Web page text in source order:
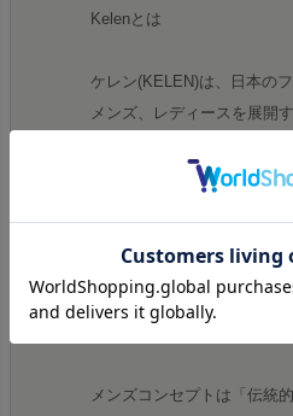
Kelenとは
ケレン(KELEN)は、日本の
メンズ、レディースを展開
ブランド名の“KELEN(外連
の路線をとるという意味を
っかりと理解しつつさらに
メンズコンセプトは「伝統